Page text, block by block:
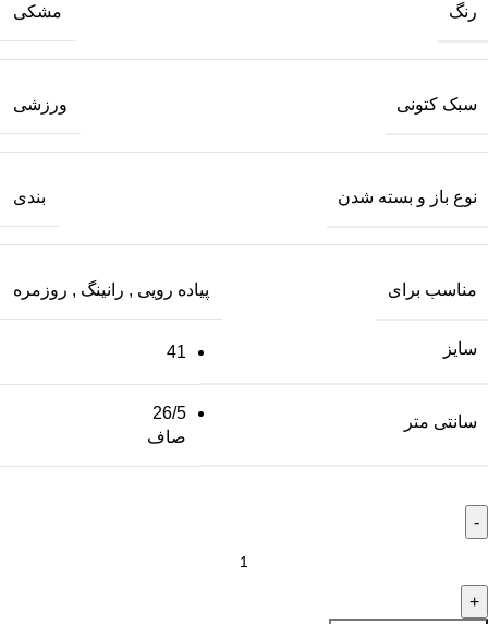
رنگ مشکی
سبک کتونی ورزشی
نوع باز و بسته شدن بندی
مناسب برای پیاده رویی , رانینگ , روزمره
سایز 41
سانتی متر
26/5
صاف